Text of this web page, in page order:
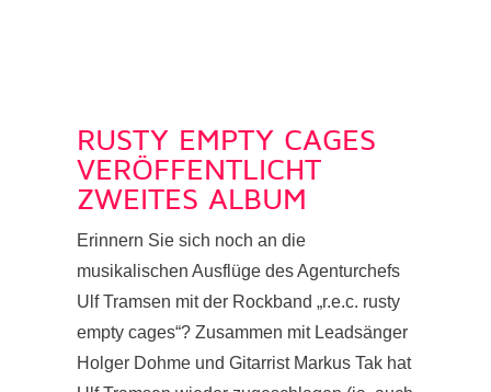
RUSTY EMPTY CAGES
VERÖFFENTLICHT
ZWEITES ALBUM
Erinnern Sie sich noch an die
musikalischen Ausflüge des Agenturchefs
Ulf Tramsen mit der Rockband „r.e.c. rusty
empty cages“? Zusammen mit Leadsänger
Holger Dohme und Gitarrist Markus Tak hat